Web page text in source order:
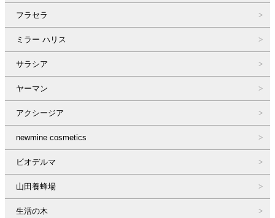
フラセラ
ミラー ハリス
サラシア
ヤーマン
アクシージア
newmine cosmetics
ビオデルマ
山田養蜂場
生活の木